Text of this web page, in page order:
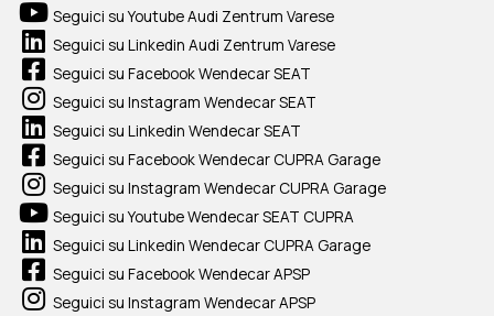
Seguici su Youtube Audi Zentrum Varese
Seguici su Linkedin Audi Zentrum Varese
Seguici su Facebook Wendecar SEAT
Seguici su Instagram Wendecar SEAT
Seguici su Linkedin Wendecar SEAT
Seguici su Facebook Wendecar CUPRA Garage
Seguici su Instagram Wendecar CUPRA Garage
Seguici su Youtube Wendecar SEAT CUPRA
Seguici su Linkedin Wendecar CUPRA Garage
Seguici su Facebook Wendecar APSP
Seguici su Instagram Wendecar APSP